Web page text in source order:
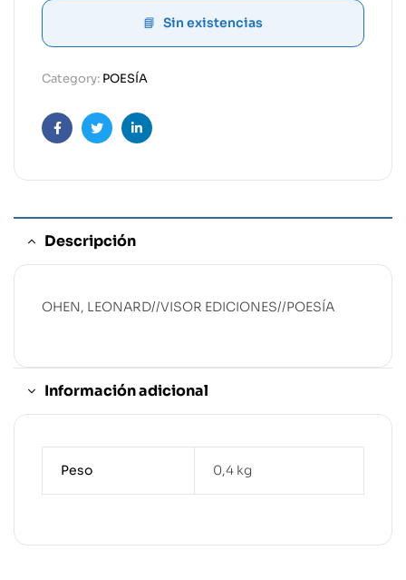
Sin existencias
Category: POESÍA
FacebookTwitterLinkedin
Descripción
OHEN, LEONARD//VISOR EDICIONES//POESÍA
Información adicional
Peso 0,4 kg